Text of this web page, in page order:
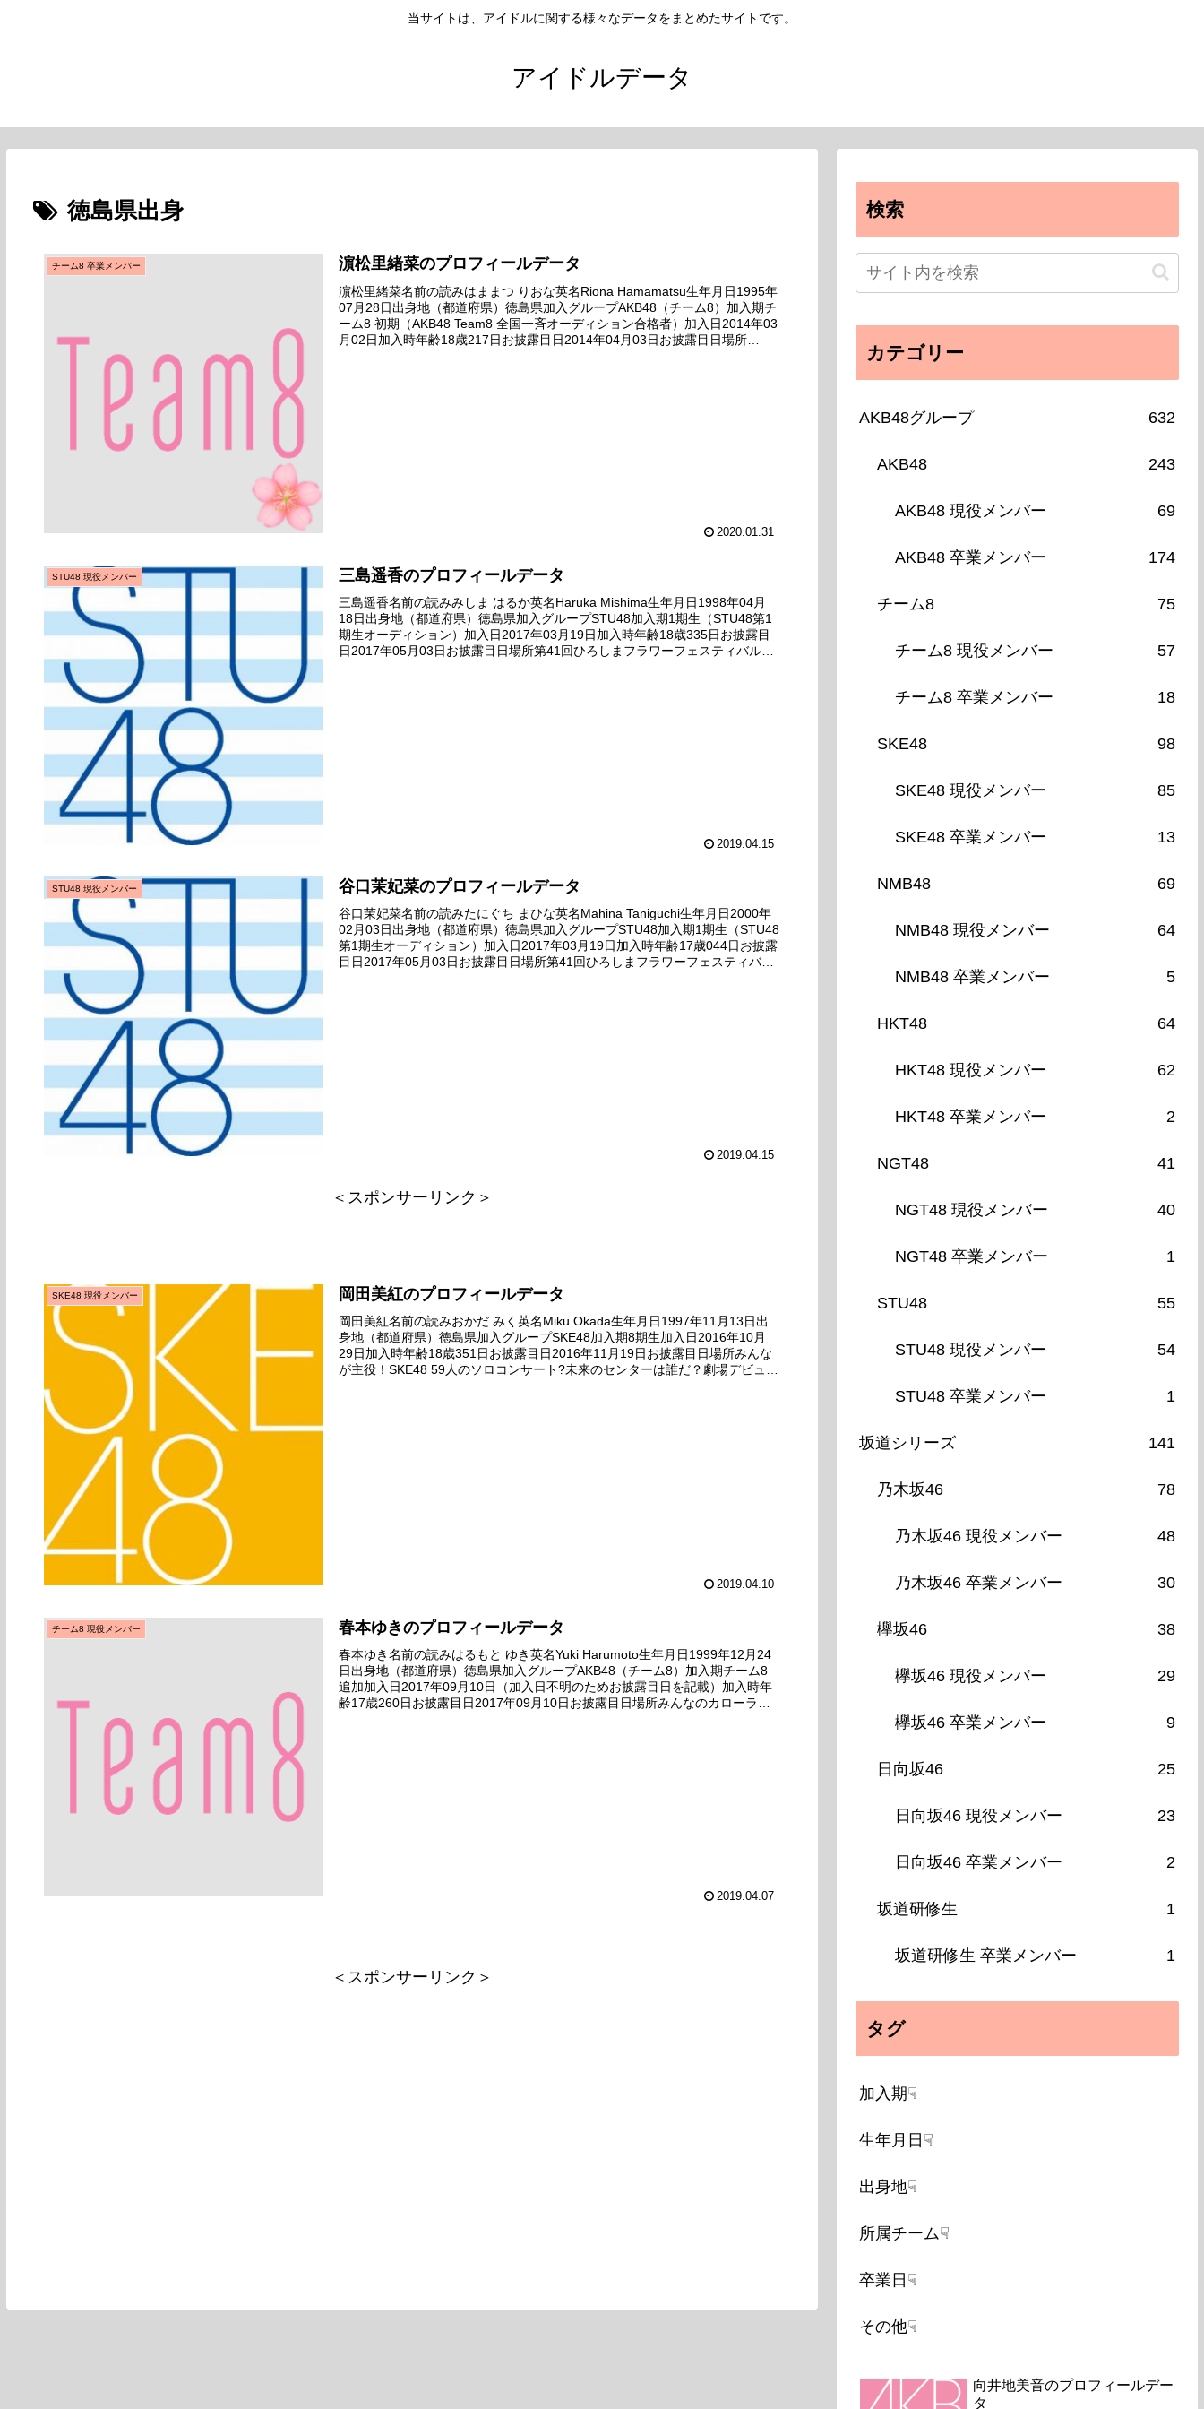
当サイトは、アイドルに関する様々なデータをまとめたサイトです。
アイドルデータ
徳島県出身
チーム8 卒業メンバー 濵松里緒菜のプロフィールデータ
濵松里緒菜名前の読みはままつ りおな英名Riona Hamamatsu生年月日1995年
07月28日出身地（都道府県）徳島県加入グループAKB48（チーム8）加入期チ
ーム8 初期（AKB48 Team8 全国一斉オーディション合格者）加入日2014年03
月02日加入時年齢18歳217日お披露目日2014年04月03日お披露目日場所
2020.01.31
STU48 現役メンバー 三島遥香のプロフィールデータ
三島遥香名前の読みみしま はるか英名Haruka Mishima生年月日1998年04月
18日出身地（都道府県）徳島県加入グループSTU48加入期1期生（STU48第1
期生オーディション）加入日2017年03月19日加入時年齢18歳335日お披露目
日2017年05月03日お披露目日場所第41回ひろしまフラワーフェスティバル劇
2019.04.15
STU48 現役メンバー 谷口茉妃菜のプロフィールデータ
谷口茉妃菜名前の読みたにぐち まひな英名Mahina Taniguchi生年月日2000年
02月03日出身地（都道府県）徳島県加入グループSTU48加入期1期生（STU48
第1期生オーディション）加入日2017年03月19日加入時年齢17歳044日お披露
目日2017年05月03日お披露目日場所第41回ひろしまフラワーフェスティバル
2019.04.15
＜スポンサーリンク＞
SKE48 現役メンバー 岡田美紅のプロフィールデータ
岡田美紅名前の読みおかだ みく英名Miku Okada生年月日1997年11月13日出
身地（都道府県）徳島県加入グループSKE48加入期8期生加入日2016年10月
29日加入時年齢18歳351日お披露目日2016年11月19日お披露目日場所みんな
が主役！SKE48 59人のソロコンサート?未来のセンターは誰だ？劇場デビュー
2019.04.10
チーム8 現役メンバー 春本ゆきのプロフィールデータ
春本ゆき名前の読みはるもと ゆき英名Yuki Harumoto生年月日1999年12月24
日出身地（都道府県）徳島県加入グループAKB48（チーム8）加入期チーム8
追加加入日2017年09月10日（加入日不明のためお披露目日を記載）加入時年
齢17歳260日お披露目日2017年09月10日お披露目日場所みんなのカローラま
2019.04.07
＜スポンサーリンク＞
検索
カテゴリー
AKB48グループ 632
AKB48 243
AKB48 現役メンバー 69
AKB48 卒業メンバー 174
チーム8 75
チーム8 現役メンバー 57
チーム8 卒業メンバー 18
SKE48 98
SKE48 現役メンバー 85
SKE48 卒業メンバー 13
NMB48 69
NMB48 現役メンバー 64
NMB48 卒業メンバー 5
HKT48 64
HKT48 現役メンバー 62
HKT48 卒業メンバー 2
NGT48 41
NGT48 現役メンバー 40
NGT48 卒業メンバー 1
STU48 55
STU48 現役メンバー 54
STU48 卒業メンバー 1
坂道シリーズ 141
乃木坂46 78
乃木坂46 現役メンバー 48
乃木坂46 卒業メンバー 30
欅坂46 38
欅坂46 現役メンバー 29
欅坂46 卒業メンバー 9
日向坂46 25
日向坂46 現役メンバー 23
日向坂46 卒業メンバー 2
坂道研修生 1
坂道研修生 卒業メンバー 1
タグ
加入期☟
生年月日☟
出身地☟
所属チーム☟
卒業日☟
その他☟
向井地美音のプロフィールデー
タ